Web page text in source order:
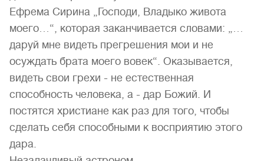
Ефрема Сирина „Господи, Владыко живота
моего…“, которая заканчивается словами: „…
даруй мне видеть прегрешения мои и не
осуждать брата моего вовек“. Оказывается,
видеть свои грехи - не естественная
способность человека, а - дар Божий. И
постятся христиане как раз для того, чтобы
сделать себя способными к восприятию этого
дара.